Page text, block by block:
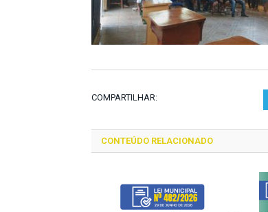
COMPARTILHAR:
CONTEÚDO RELACIONADO